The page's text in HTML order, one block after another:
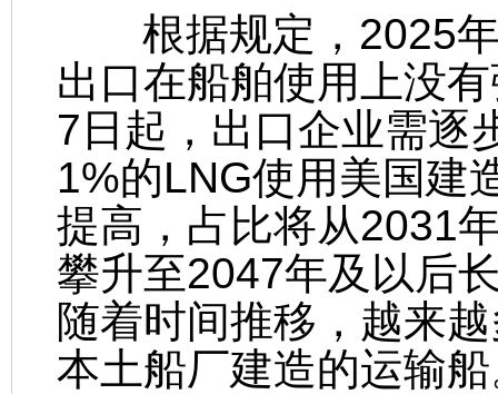
根据规定，2025年
出口在船舶使用上没
7日起，出口企业需逐
1%的LNG使用美国建
提高，占比将从2031
攀升至2047年及以后
随着时间推移，越来
本土船厂建造的运输